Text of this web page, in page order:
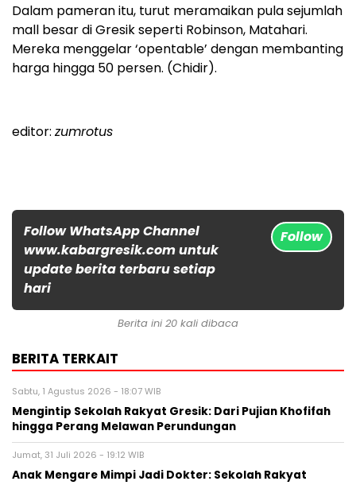
Dalam pameran itu, turut meramaikan pula sejumlah
mall besar di Gresik seperti Robinson, Matahari.
Mereka menggelar ‘opentable’ dengan membanting
harga hingga 50 persen. (Chidir).
editor: zumrotus
Follow WhatsApp Channel
www.kabargresik.com untuk
update berita terbaru setiap
hari
Follow
Berita ini 20 kali dibaca
BERITA TERKAIT
Sabtu, 1 Agustus 2026 - 18:07 WIB
Mengintip Sekolah Rakyat Gresik: Dari Pujian Khofifah
hingga Perang Melawan Perundungan
Jumat, 31 Juli 2026 - 19:12 WIB
Anak Mengare Mimpi Jadi Dokter: Sekolah Rakyat